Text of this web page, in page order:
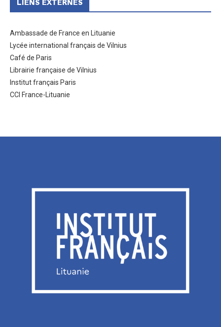
LIENS EXTERNES
Ambassade de France en Lituanie
Lycée international français de Vilnius
Café de Paris
Librairie française de Vilnius
Institut français Paris
CCI France-Lituanie